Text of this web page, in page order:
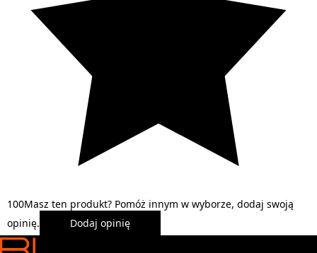
100Masz ten produkt? Pomóż innym w wyborze, dodaj swoją
opinię.
Dodaj opinię